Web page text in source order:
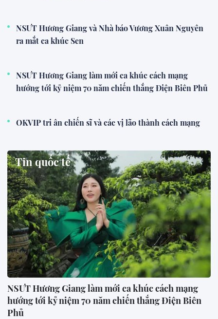
NSƯT Hương Giang và Nhà báo Vương Xuân Nguyên
ra mắt ca khúc Sen
NSƯT Hương Giang làm mới ca khúc cách mạng
hướng tới kỷ niệm 70 năm chiến thắng Điện Biên Phủ
OKVIP tri ân chiến sĩ và các vị lão thành cách mạng
Tin quốc tế
NSƯT Hương Giang làm mới ca khúc cách mạng
hướng tới kỷ niệm 70 năm chiến thắng Điện Biên
Phủ